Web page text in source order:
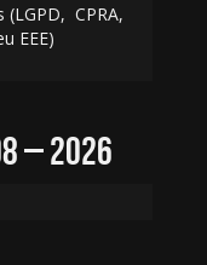
(LGPD, CPRA,
EEE)
– 2026